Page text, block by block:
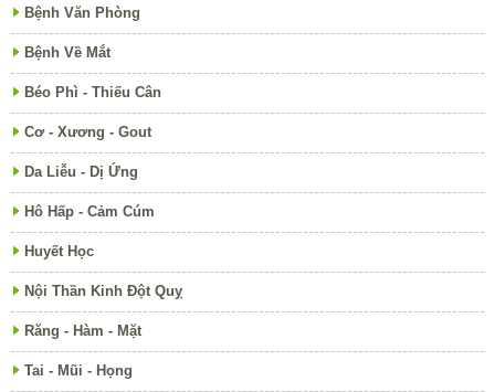
Bệnh Văn Phòng
Bệnh Về Mắt
Béo Phì - Thiếu Cân
Cơ - Xương - Gout
Da Liễu - Dị Ứng
Hô Hấp - Cảm Cúm
Huyết Học
Nội Thần Kinh Đột Quỵ
Răng - Hàm - Mặt
Tai - Mũi - Họng